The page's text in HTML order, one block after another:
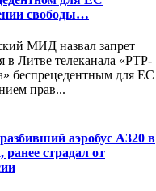
свободы…
МИД назвал запрет
в Литве телеканала «РТР-
беспрецедентным для ЕС
прав...
аэробус А320 в
ранее страдал от